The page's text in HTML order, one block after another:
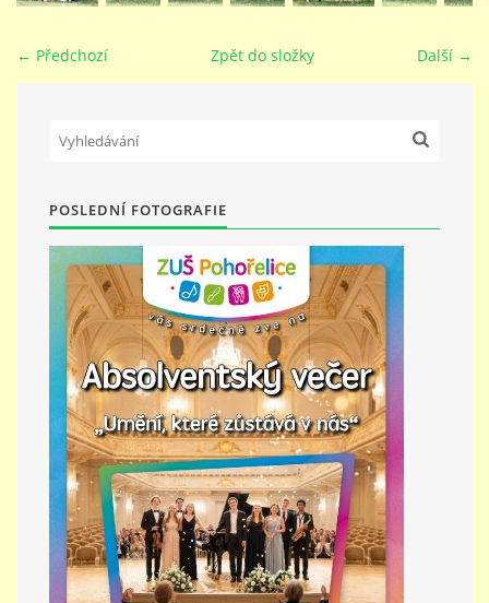
KONTAKTY
PŘÍMĚSTSKÝ TÁBOR
MISS VÝTVARNÝ MODEL
ZAMĚSTNÁNÍ
DOTACE
GDPR
← Předchozí Další →
Zpět do složky
POSLEDNÍ FOTOGRAFIE